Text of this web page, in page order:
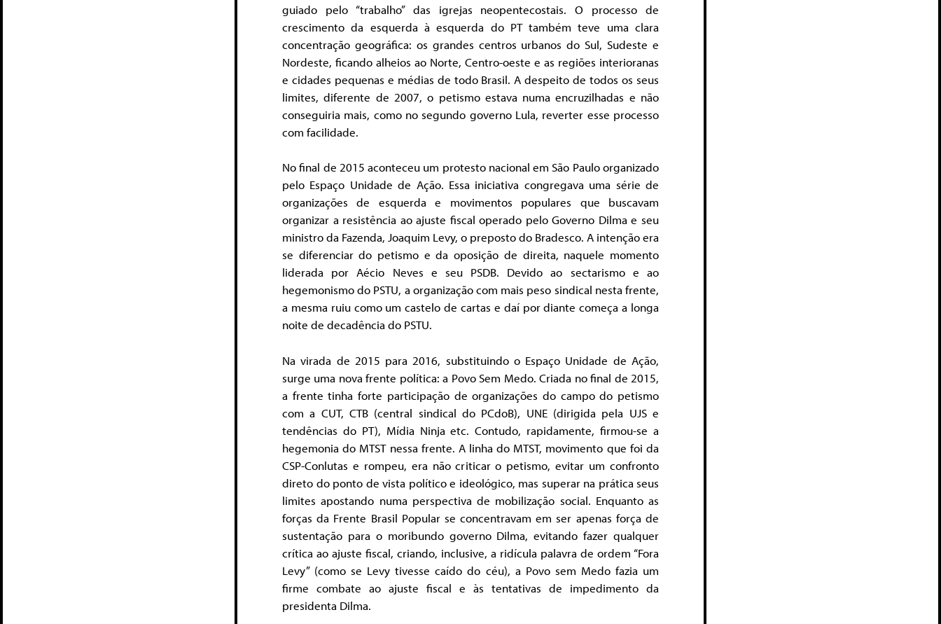
guiado pelo “trabalho” das igrejas neopentecostais. O processo de
crescimento da esquerda à esquerda do PT também teve uma clara
concentração geográfica: os grandes centros urbanos do Sul, Sudeste e
Nordeste, ficando alheios ao Norte, Centro-oeste e as regiões interioranas
e cidades pequenas e médias de todo Brasil. A despeito de todos os seus
limites, diferente de 2007, o petismo estava numa encruzilhadas e não
conseguiria mais, como no segundo governo Lula, reverter esse processo
com facilidade.
No final de 2015 aconteceu um protesto nacional em São Paulo organizado
pelo Espaço Unidade de Ação. Essa iniciativa congregava uma série de
organizações de esquerda e movimentos populares que buscavam
organizar a resistência ao ajuste fiscal operado pelo Governo Dilma e seu
ministro da Fazenda, Joaquim Levy, o preposto do Bradesco. A intenção era
se diferenciar do petismo e da oposição de direita, naquele momento
liderada por Aécio Neves e seu PSDB. Devido ao sectarismo e ao
hegemonismo do PSTU, a organização com mais peso sindical nesta frente,
a mesma ruiu como um castelo de cartas e daí por diante começa a longa
noite de decadência do PSTU.
Na virada de 2015 para 2016, substituindo o Espaço Unidade de Ação,
surge uma nova frente política: a Povo Sem Medo. Criada no final de 2015,
a frente tinha forte participação de organizações do campo do petismo
com a CUT, CTB (central sindical do PCdoB), UNE (dirigida pela UJS e
tendências do PT), Mídia Ninja etc. Contudo, rapidamente, firmou-se a
hegemonia do MTST nessa frente. A linha do MTST, movimento que foi da
CSP-Conlutas e rompeu, era não criticar o petismo, evitar um confronto
direto do ponto de vista político e ideológico, mas superar na prática seus
limites apostando numa perspectiva de mobilização social. Enquanto as
forças da Frente Brasil Popular se concentravam em ser apenas força de
sustentação para o moribundo governo Dilma, evitando fazer qualquer
crítica ao ajuste fiscal, criando, inclusive, a ridícula palavra de ordem “Fora
Levy” (como se Levy tivesse caído do céu), a Povo sem Medo fazia um
firme combate ao ajuste fiscal e às tentativas de impedimento da
presidenta Dilma.